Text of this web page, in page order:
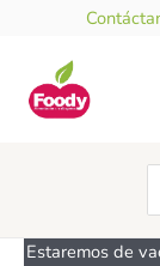
contenido
Estaremos de